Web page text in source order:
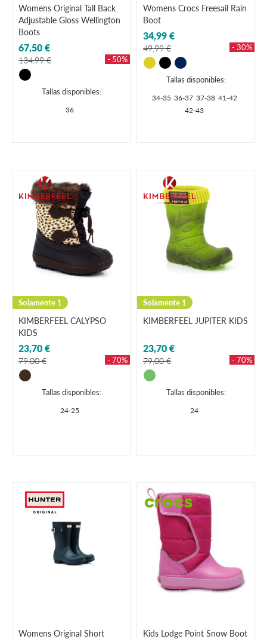
Womens Original Tall Back
Adjustable Gloss Wellington
Boots
67,50 €
134,99 € - 50%
Tallas disponibles:
36
Womens Crocs Freesail Rain
Boot
34,99 €
49,99 € - 30%
Tallas disponibles:
34-35 36-37 37-38 41-42
42-43
Solamente 1
KIMBERFEEL CALYPSO
KIDS
23,70 €
79,00 € - 70%
Tallas disponibles:
24-25
Solamente 1
KIMBERFEEL JUPITER KIDS
23,70 €
79,00 € - 70%
Tallas disponibles:
24
Womens Original Short
Kids Lodge Point Snow Boot